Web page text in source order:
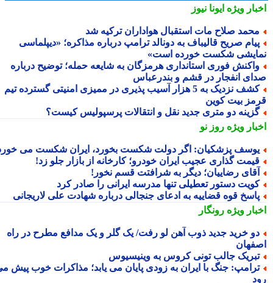
ویژهایونا نیوز
صلاح مات استقبال هواداران ترکیه شد
صریح قالیباف به دونالد ترامپ درباره مذاکره؛ «دیپلماسی
شکست خورده است»
فوری استانداری هرمزگان به شایعه حمله؛ توضیح درباره
انفجار در قشم و بندرعباس
کشف نزدیک به 5 هزار آسیب پذیری در ممیزی امنیتی گسترده تیم
بیت کوین
دو متری جدید نقل و انتقالات پرسپولیس کیست؟
ویژهروز نو
پزشکیان: اگر دولت شکست بخورد، ایران شکست می خورد
گذاری عجیب ایران خودرو؛ کارخانه از بازار جلو زد!
رضاییان؛ دیگر به شرافتت قسم نخور!
دستور تعطیلی تنها مدرسه ایرانی را صادر کرد
قوه قضاییه به ادعای جنجالی درباره شهادت علی لاریجانی
ویژهرونگار
خرید جدید ذوب آهن لو رفت/ یک گلر و یک مدافع مطرح در راه
جالب تونی کروس به وینیسیوس
جنگ با ایران به زودی پایان می یابد؛ مذاکرات خوب پیش می